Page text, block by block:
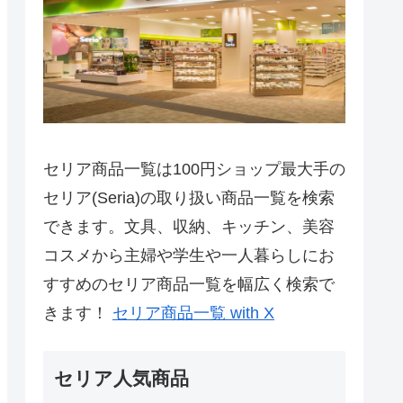
セリア商品一覧は100円ショップ最大手の
セリア(Seria)の取り扱い商品一覧を検索
できます。文具、収納、キッチン、美容
コスメから主婦や学生や一人暮らしにお
すすめのセリア商品一覧を幅広く検索で
きます！ セリア商品一覧 with X
セリア人気商品